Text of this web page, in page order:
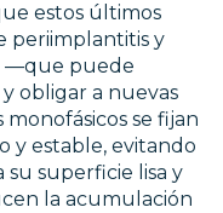
estos últimos
periimplantitis y
—que puede
obligar a nuevas
se fijan
y estable, evitando
su superficie lisa y
la acumulación